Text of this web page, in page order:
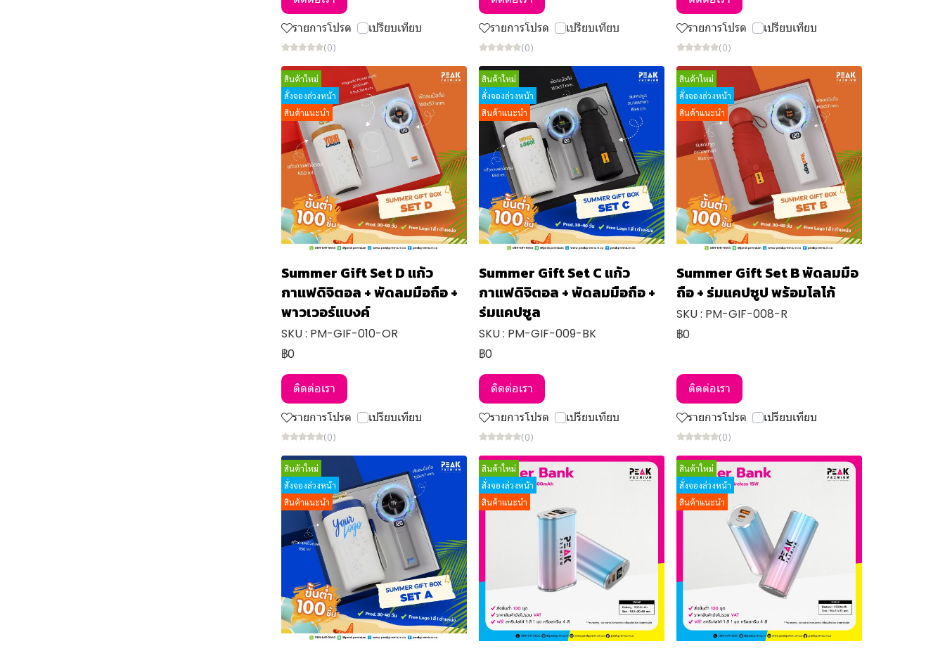
รายการโปรด
เปรียบเทียบ
(0)
รายการโปรด
เปรียบเทียบ
(0)
รายการโปรด
เปรียบเทียบ
(0)
สินค้าใหม่
สั่งจองล่วงหน้า
สินค้าแนะนำ
Summer Gift Set D แก้ว
กาแฟดิจิตอล + พัดลมมือถือ +
พาวเวอร์แบงค์
SKU : PM-GIF-010-OR
฿0
ติดต่อเรา
รายการโปรด
เปรียบเทียบ
(0)
สินค้าใหม่
สั่งจองล่วงหน้า
สินค้าแนะนำ
Summer Gift Set C แก้ว
กาแฟดิจิตอล + พัดลมมือถือ +
ร่มแคปซูล
SKU : PM-GIF-009-BK
฿0
ติดต่อเรา
รายการโปรด
เปรียบเทียบ
(0)
สินค้าใหม่
สั่งจองล่วงหน้า
สินค้าแนะนำ
Summer Gift Set B พัดลมมือ
ถือ + ร่มแคปซูป พร้อมโลโก้
SKU : PM-GIF-008-R
฿0
ติดต่อเรา
รายการโปรด
เปรียบเทียบ
(0)
สินค้าใหม่
สั่งจองล่วงหน้า
สินค้าแนะนำ
สินค้าใหม่
สั่งจองล่วงหน้า
สินค้าแนะนำ
สินค้าใหม่
สั่งจองล่วงหน้า
สินค้าแนะนำ